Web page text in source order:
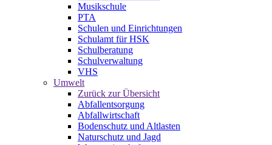
Musikschule
PTA
Schulen und Einrichtungen
Schulamt für HSK
Schulberatung
Schulverwaltung
VHS
Umwelt
Zurück zur Übersicht
Abfallentsorgung
Abfallwirtschaft
Bodenschutz und Altlasten
Naturschutz und Jagd